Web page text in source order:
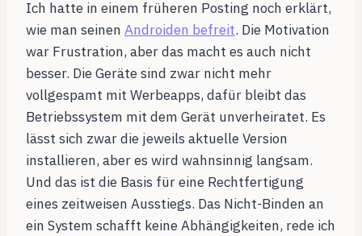
Ich hatte in einem früheren Posting noch erklärt,
wie man seinen Androiden befreit. Die Motivation
war Frustration, aber das macht es auch nicht
besser. Die Geräte sind zwar nicht mehr
vollgespamt mit Werbeapps, dafür bleibt das
Betriebssystem mit dem Gerät unverheiratet. Es
lässt sich zwar die jeweils aktuelle Version
installieren, aber es wird wahnsinnig langsam.
Und das ist die Basis für eine Rechtfertigung
eines zeitweisen Ausstiegs. Das Nicht-Binden an
ein System schafft keine Abhängigkeiten, rede ich